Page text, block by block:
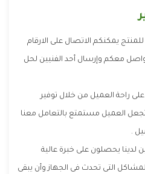
يمكنكم الاتصال على الارقام
معكم وإرسال أحد الفنيين لحل
على راحة العميل من خلال توفير
العميل مستمتع بالتعامل معنا
.
لدينا يحصلون على خبرة عالية
التى تحدث فى الجهاز وأن يبقى